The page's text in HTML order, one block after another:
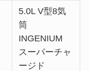
5.0L V型8気
筒
INGENIUM
スーパーチャ
ージド